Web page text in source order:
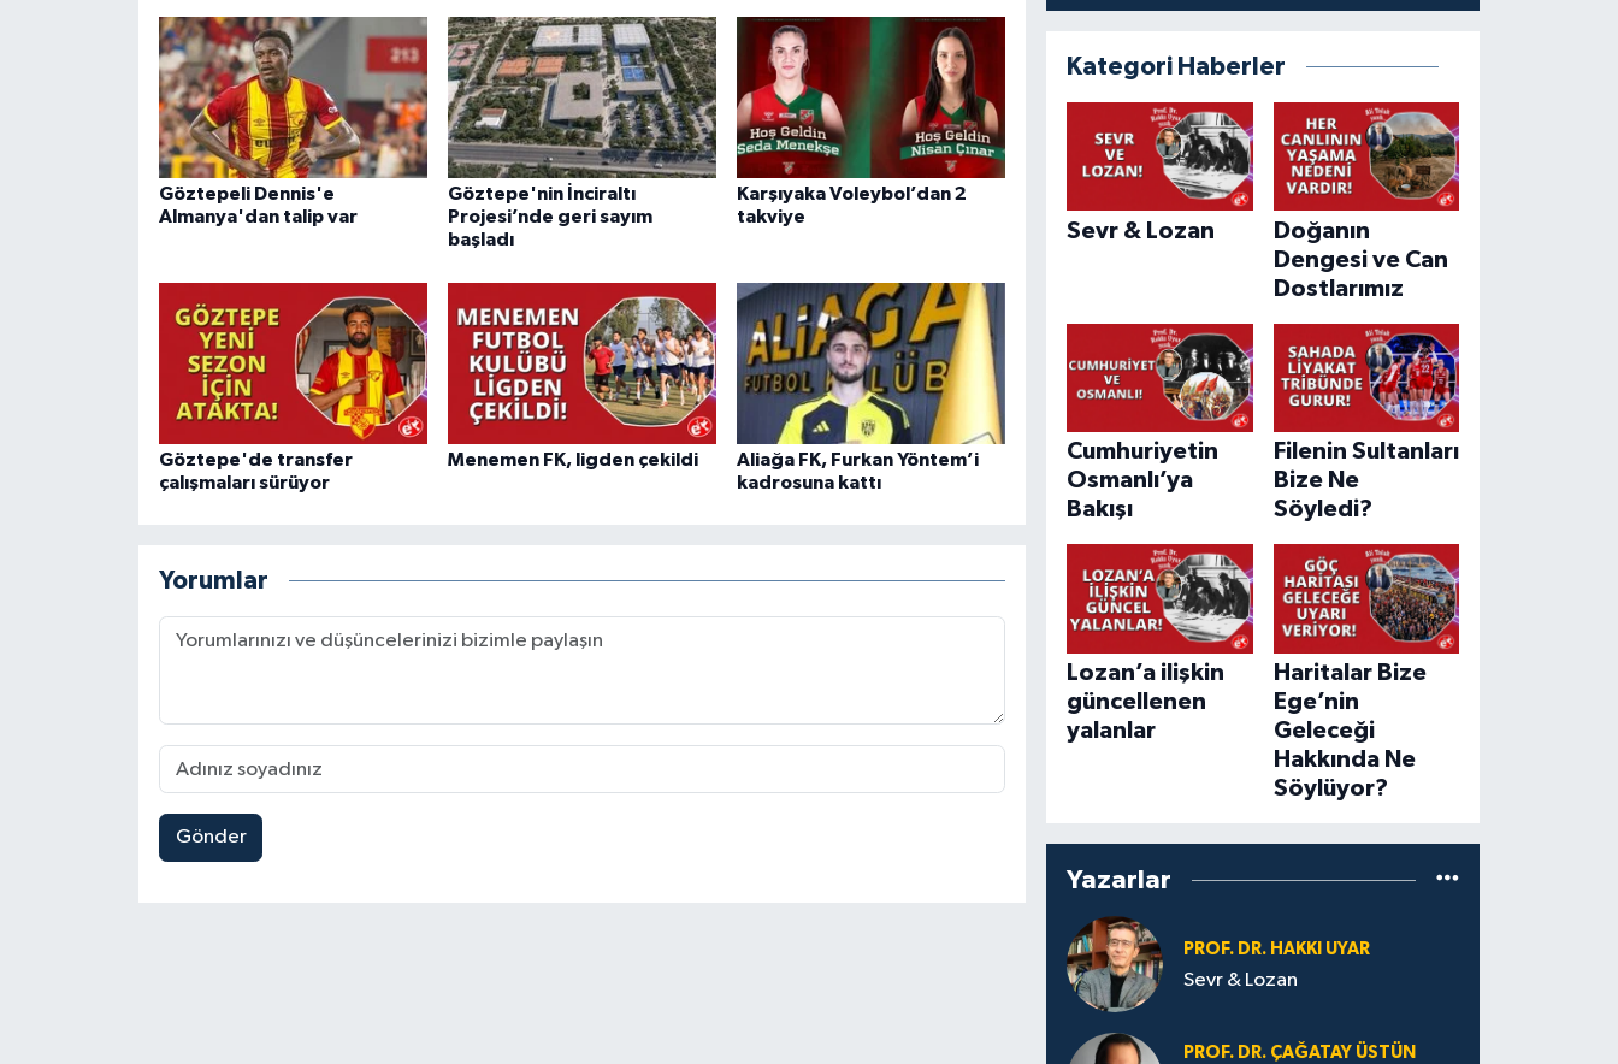
Göztepeli Dennis'e
Almanya'dan talip var
Göztepe'nin İnciraltı
Projesi’nde geri sayım
başladı
Karşıyaka Voleybol’dan 2
takviye
Göztepe'de transfer
çalışmaları sürüyor
Menemen FK, ligden çekildi
Aliağa FK, Furkan Yöntem’i
kadrosuna kattı
Yorumlar
Gönder
Kategori Haberler
Sevr & Lozan
Doğanın
Dengesi ve Can
Dostlarımız
Cumhuriyetin
Osmanlı’ya
Bakışı
Filenin Sultanları
Bize Ne
Söyledi?
Lozan’a ilişkin
güncellenen
yalanlar
Haritalar Bize
Ege’nin
Geleceği
Hakkında Ne
Söylüyor?
Yazarlar
PROF. DR. HAKKI UYAR
Sevr & Lozan
PROF. DR. ÇAĞATAY ÜSTÜN